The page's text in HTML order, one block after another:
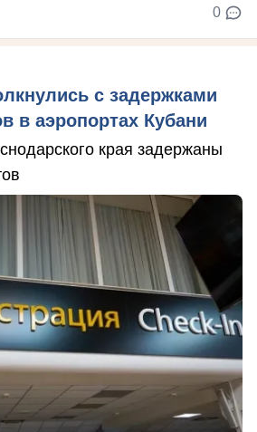
0
с задержками
в аэропортах Кубани
края задержаны